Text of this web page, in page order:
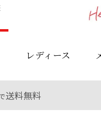
レディース
送料無料